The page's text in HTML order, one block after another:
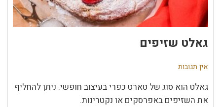
גאלט שזיפים
אין תגובות
גאלט הוא סוג של טארט כפרי בעיצוב חופשי. ניתן להחליף
את השזיפים באפרסקים או נקטרינות.